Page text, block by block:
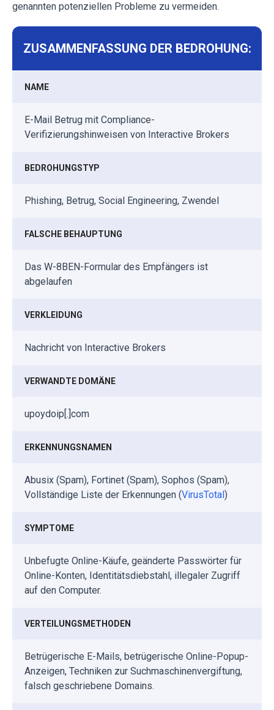
genannten potenziellen Probleme zu vermeiden.
ZUSAMMENFASSUNG DER BEDROHUNG:
NAME
E-Mail Betrug mit Compliance-
Verifizierungshinweisen von Interactive Brokers
BEDROHUNGSTYP
Phishing, Betrug, Social Engineering, Zwendel
FALSCHE BEHAUPTUNG
Das W-8BEN-Formular des Empfängers ist
abgelaufen
VERKLEIDUNG
Nachricht von Interactive Brokers
VERWANDTE DOMÄNE
upoydoip[.]com
ERKENNUNGSNAMEN
Abusix (Spam), Fortinet (Spam), Sophos (Spam),
Vollständige Liste der Erkennungen (VirusTotal )
SYMPTOME
Unbefugte Online-Käufe, geänderte Passwörter für
Online-Konten, Identitätsdiebstahl, illegaler Zugriff
auf den Computer.
VERTEILUNGSMETHODEN
Betrügerische E-Mails, betrügerische Online-Popup-
Anzeigen, Techniken zur Suchmaschinenvergiftung,
falsch geschriebene Domains.